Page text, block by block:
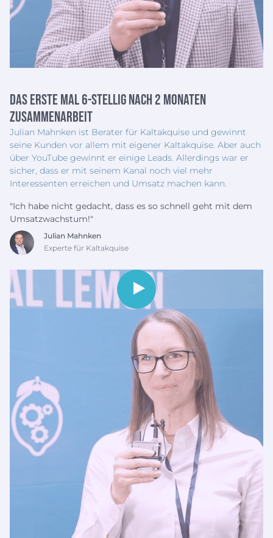
Das erste mal 6-stellig nach 2 Monaten
zusammenarbeit
Julian Mahnken ist Berater für Kaltakquise und gewinnt
seine Kunden vor allem mit eigener Kaltakquise. Aber auch
über YouTube gewinnt er einige Leads. Allerdings war er
sicher, dass er mit seinem Kanal noch viel mehr
Interessenten erreichen und Umsatz machen kann.
"Ich habe nicht gedacht, dass es so schnell geht mit dem
Umsatzwachstum!"
Julian Mahnken
Experte für Kaltakquise